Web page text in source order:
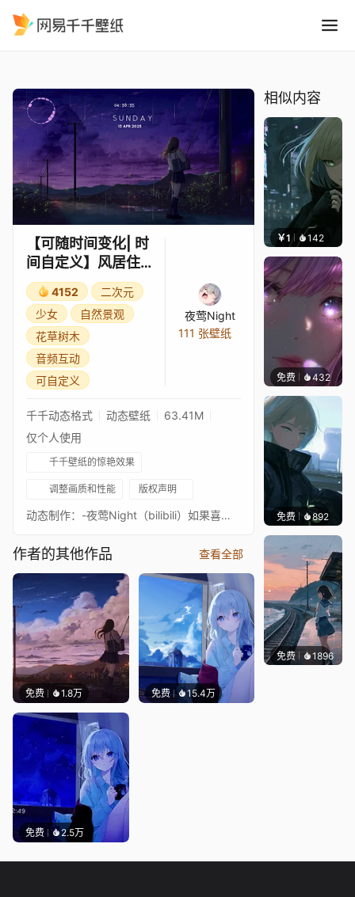
【可随时间变化| 时
间自定义】风居住
的街道——夜莺
Night
4152
二次元
少女
自然景观
花草树木
音频互动
可自定义
夜莺Night
111 张壁纸
千千动态格式 动态壁纸
63.41M
仅个人使用
千千壁纸的惊艳效果
调整画质和性能 版权声明
动态制作：-夜莺Night（bilibili）如果喜欢还请多多支持一下哦原画师: 杉87
作者的其他作品 查看全部
免费 1.8万 免费 15.4万
免费 2.5万
相似内容
￥1 142
免费 432辰东
免费 892辰东
免费 1896辰东